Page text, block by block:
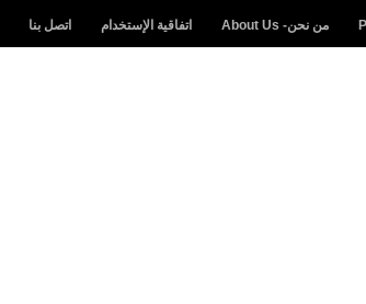
من نحن- About Us اتفاقية الإستخدام اتصل بنا